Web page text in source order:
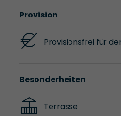
Provision
Provisionsfrei für
Besonderheiten
Terrasse